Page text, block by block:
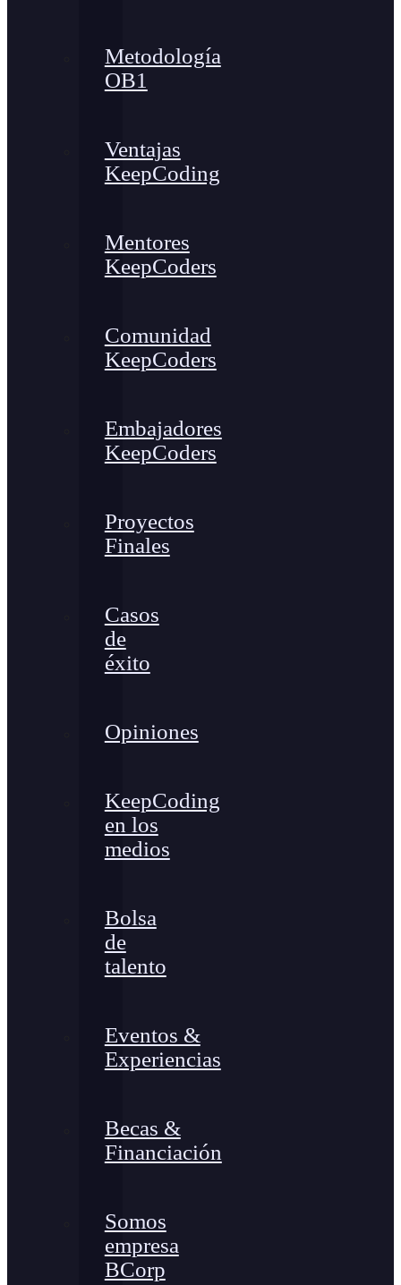
Metodología
OB1
Ventajas
KeepCoding
Mentores
KeepCoders
Comunidad
KeepCoders
Embajadores
KeepCoders
Proyectos
Finales
Casos
de
éxito
Opiniones
KeepCoding
en los
medios
Bolsa
de
talento
Eventos &
Experiencias
Becas &
Financiación
Somos
empresa
BCorp